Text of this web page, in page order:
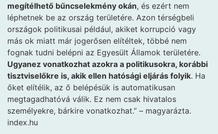
megítélhető bűncselekmény okán, és ezért nem
léphetnek be az ország területére. Azon térségbeli
országok politikusai például, akiket korrupció vagy
más ok miatt már jogerősen elítéltek, többé nem
fognak tudni belépni az Egyesült Államok területére.
Ugyanez vonatkozhat azokra a politikusokra, korábbi
tisztviselőkre is, akik ellen hatósági eljárás folyik. Ha
őket elítélik, az ő belépésük is automatikusan
megtagadhatóvá válik. Ez nem csak hivatalos
személyekre, bárkire vonatkozhat.” – magyarázta.
index.hu